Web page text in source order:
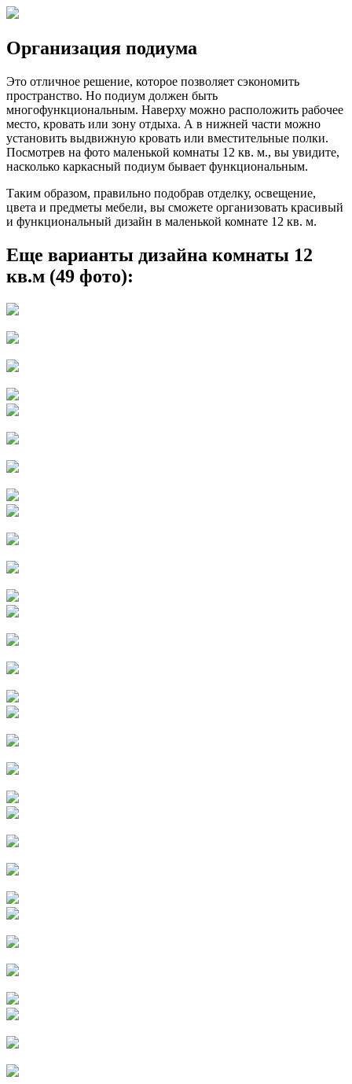
Организация подиума
Это отличное решение, которое позволяет сэкономить
пространство. Но подиум должен быть
многофункциональным. Наверху можно расположить рабочее
место, кровать или зону отдыха. А в нижней части можно
установить выдвижную кровать или вместительные полки.
Посмотрев на фото маленькой комнаты 12 кв. м., вы увидите,
насколько каркасный подиум бывает функциональным.
Таким образом, правильно подобрав отделку, освещение,
цвета и предметы мебели, вы сможете организовать красивый
и функциональный дизайн в маленькой комнате 12 кв. м.
Еще варианты дизайна комнаты 12
кв.м (49 фото):